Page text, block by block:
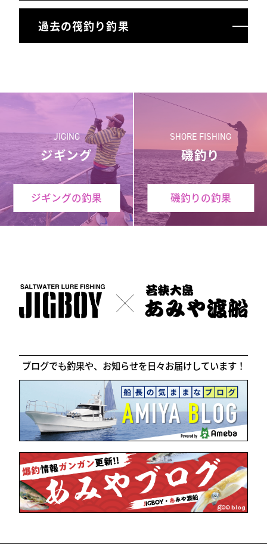
過去の筏釣り釣果
JIGING
ジギング
ジギングの釣果
SHORE FISHING
磯釣り
磯釣りの釣果
ブログでも釣果や、お知らせを日々お届けしています！